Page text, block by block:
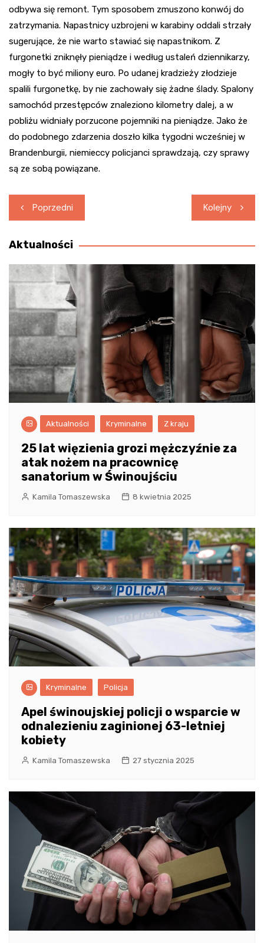
odbywa się remont. Tym sposobem zmuszono konwój do
zatrzymania. Napastnicy uzbrojeni w karabiny oddali strzały
sugerujące, że nie warto stawiać się napastnikom. Z
furgonetki zniknęły pieniądze i według ustaleń dziennikarzy,
mogły to być miliony euro. Po udanej kradzieży złodzieje
spalili furgonetkę, by nie zachowały się żadne ślady. Spalony
samochód przestępców znaleziono kilometry dalej, a w
pobliżu widniały porzucone pojemniki na pieniądze. Jako że
do podobnego zdarzenia doszło kilka tygodni wcześniej w
Brandenburgii, niemieccy policjanci sprawdzają, czy sprawy
są ze sobą powiązane.
Nawigacja
wpisu
Poprzedni Kolejny
Aktualności
Aktualności Kryminalne Z kraju
25 lat więzienia grozi mężczyźnie za
atak nożem na pracownicę
sanatorium w Świnoujściu
Kamila Tomaszewska 8 kwietnia 2025
Kryminalne Policja
Apel świnoujskiej policji o wsparcie w
odnalezieniu zaginionej 63-letniej
kobiety
Kamila Tomaszewska 27 stycznia 2025